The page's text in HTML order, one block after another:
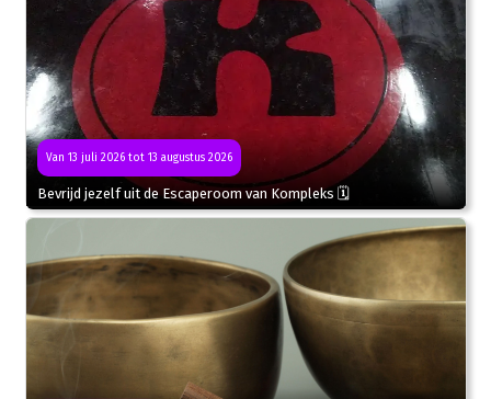
Van 13 juli 2026 tot 13 augustus 2026
Bevrijd jezelf uit de Escaperoom van Kompleks 🗓